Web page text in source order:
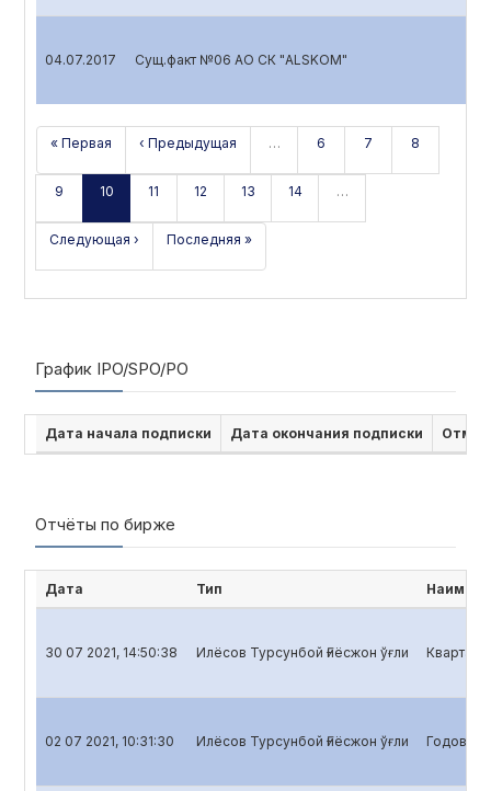
04.07.2017 Сущ.факт №06 АО СК "ALSKOM"
« Первая ‹ Предыдущая … 6 7 8
9 10 11 12 13 14 …
Следующая › Последняя »
График IPO/SPO/PO
Дата начала подписки Дата окончания подписки
Отчёты по бирже
Дата Тип
30 07 2021, 14:50:38 Илёсов Турсунбой Ғиёсжон ўғли
02 07 2021, 10:31:30 Илёсов Турсунбой Ғиёсжон ўғли Годовой